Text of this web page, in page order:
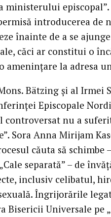
ministerului
introducerea de
înainte de a se
căci ar constitui o
amenințare la adresa
Bätzing și al Irmei
Episcopale
controversat nu a
Sora Anna Mirijam
căuta să schimbe
separată” – de
inclusiv celibatul,
Îngrijorările
Universale pe